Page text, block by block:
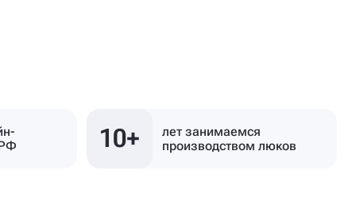
10+
лет занимаемся
производством люков